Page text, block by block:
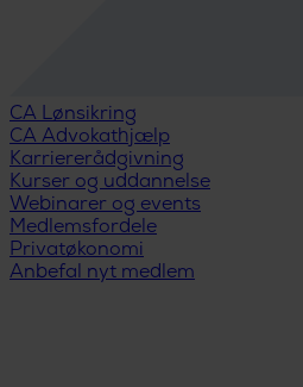
CA Lønsikring
CA Advokathjælp
Karriererådgivning
Kurser og uddannelse
Webinarer og events
Medlemsfordele
Privatøkonomi
Anbefal nyt medlem